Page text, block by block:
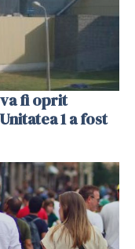
fi oprit
1 a fost